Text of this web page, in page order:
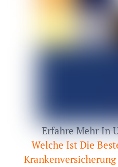
Erfahre Mehr In
Welche Ist Die